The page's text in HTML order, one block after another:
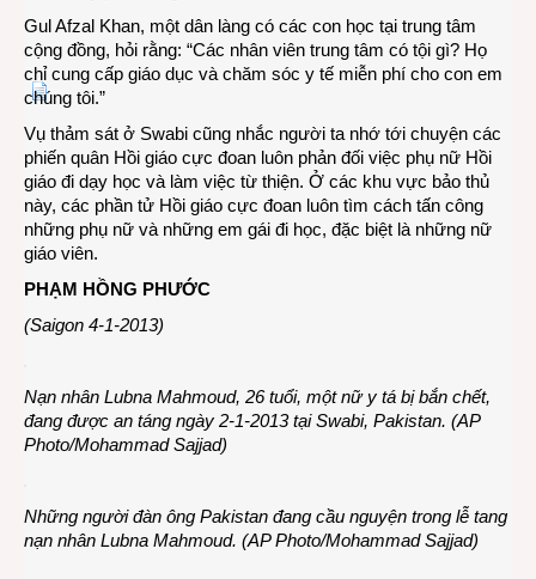
Gul Afzal Khan, một dân làng có các con học tại trung tâm
cộng đồng, hỏi rằng: “Các nhân viên trung tâm có tội gì? Họ
chỉ cung cấp giáo dục và chăm sóc y tế miễn phí cho con em
chúng tôi.”
Vụ thảm sát ở Swabi cũng nhắc người ta nhớ tới chuyện các
phiến quân Hồi giáo cực đoan luôn phản đối việc phụ nữ Hồi
giáo đi dạy học và làm việc từ thiện. Ở các khu vực bảo thủ
này, các phần tử Hồi giáo cực đoan luôn tìm cách tấn công
những phụ nữ và những em gái đi học, đặc biệt là những nữ
giáo viên.
PHẠM HỒNG PHƯỚC
(Saigon 4-1-2013)
Nạn nhân Lubna Mahmoud, 26 tuổi, một nữ y tá bị bắn chết,
đang được an táng ngày 2-1-2013 tại Swabi, Pakistan. (AP
Photo/Mohammad Sajjad)
Những người đàn ông Pakistan đang cầu nguyện trong lễ tang
nạn nhân Lubna Mahmoud. (AP Photo/Mohammad Sajjad)